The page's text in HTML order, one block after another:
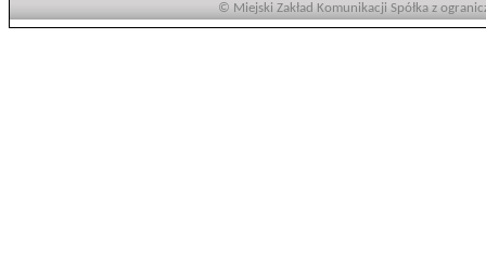
© Miejski Zakład Komunikacji Spółka z